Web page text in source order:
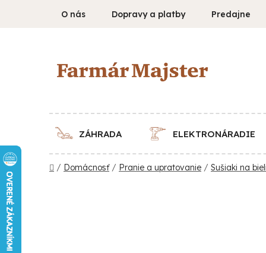
O nás Dopravy a platby Predajne
ZÁHRADA ELEKTRONÁRADIE
Domov
/ Domácnosť / Pranie a upratovanie / Sušiaki na